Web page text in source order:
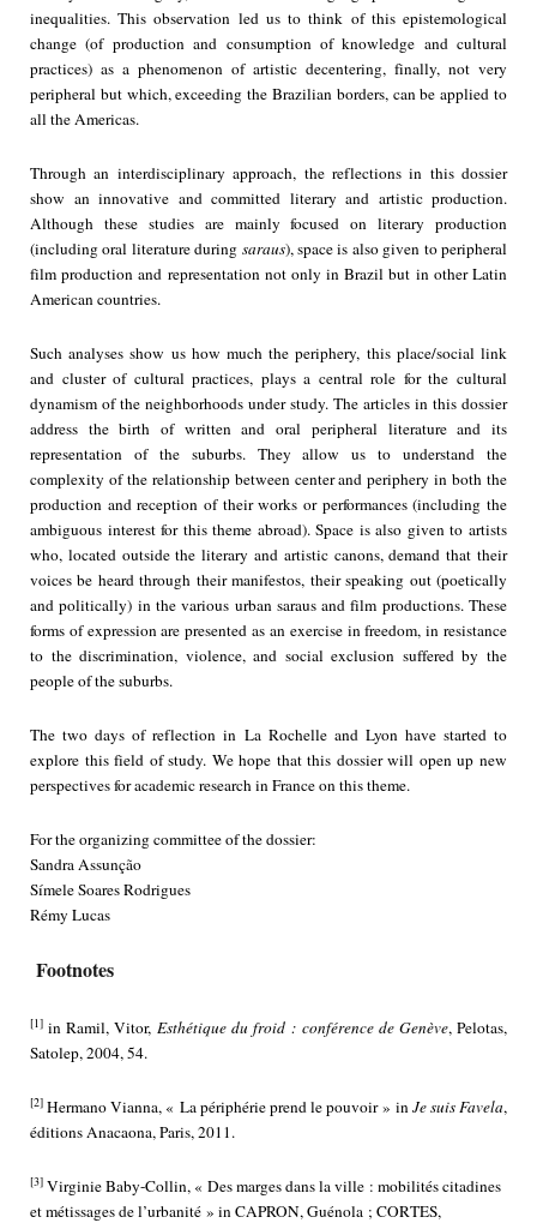
inequalities. This observation led us to think of this epistemological
change (of production and consumption of knowledge and cultural
practices) as a phenomenon of artistic decentering, finally, not very
peripheral but which, exceeding the Brazilian borders, can be applied to
all the Americas.
Through an interdisciplinary approach, the reflections in this dossier
show an innovative and committed literary and artistic production.
Although these studies are mainly focused on literary production
(including oral literature during saraus), space is also given to peripheral
film production and representation not only in Brazil but in other Latin
American countries.
Such analyses show us how much the periphery, this place/social link
and cluster of cultural practices, plays a central role for the cultural
dynamism of the neighborhoods under study. The articles in this dossier
address the birth of written and oral peripheral literature and its
representation of the suburbs. They allow us to understand the
complexity of the relationship between center and periphery in both the
production and reception of their works or performances (including the
ambiguous interest for this theme abroad). Space is also given to artists
who, located outside the literary and artistic canons, demand that their
voices be heard through their manifestos, their speaking out (poetically
and politically) in the various urban saraus and film productions. These
forms of expression are presented as an exercise in freedom, in resistance
to the discrimination, violence, and social exclusion suffered by the
people of the suburbs.
The two days of reflection in La Rochelle and Lyon have started to
explore this field of study. We hope that this dossier will open up new
perspectives for academic research in France on this theme.
For the organizing committee of the dossier:
Sandra Assunção
Símele Soares Rodrigues
Rémy Lucas
Footnotes
[1] in Ramil, Vitor, Esthétique du froid : conférence de Genève, Pelotas,
Satolep, 2004, 54.
[2] Hermano Vianna, « La périphérie prend le pouvoir » inJe suis Favela,
éditions Anacaona, Paris, 2011.
[3] Virginie Baby-Collin, « Des marges dans la ville : mobilités citadines
et métissages de l’urbanité » in CAPRON, Guénola ; CORTES,